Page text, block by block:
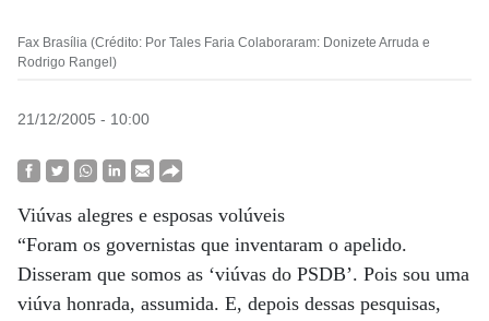
Fax Brasília (Crédito: Por Tales Faria Colaboraram: Donizete Arruda e
Rodrigo Rangel)
21/12/2005 - 10:00
Viúvas alegres e esposas volúveis
“Foram os governistas que inventaram o apelido.
Disseram que somos as ‘viúvas do PSDB’. Pois sou uma
viúva honrada, assumida. E, depois dessas pesquisas,